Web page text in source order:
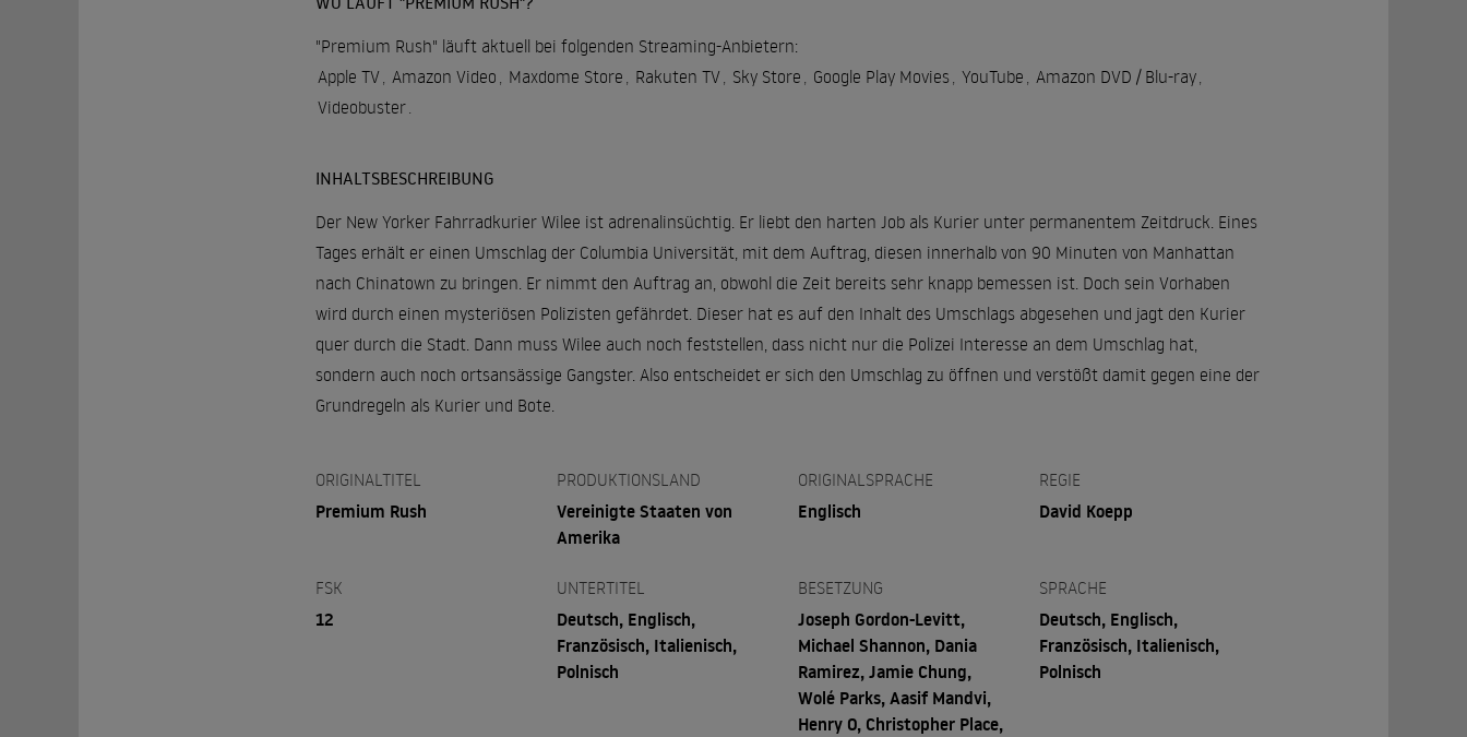
"Premium Rush" läuft aktuell bei folgenden Streaming-Anbietern:
Apple TV, Amazon Video , Maxdome Store , Rakuten TV, Sky Store , Google Play Movies, YouTube , Amazon DVD / Blu-ray,
Videobuster.
INHALTSBESCHREIBUNG
Der New Yorker Fahrradkurier Wilee ist adrenalinsüchtig. Er liebt den harten Job als Kurier unter permanentem Zeitdruck. Eines
Tages erhält er einen Umschlag der Columbia Universität, mit dem Auftrag, diesen innerhalb von 90 Minuten von Manhattan
nach Chinatown zu bringen. Er nimmt den Auftrag an, obwohl die Zeit bereits sehr knapp bemessen ist. Doch sein Vorhaben
wird durch einen mysteriösen Polizisten gefährdet. Dieser hat es auf den Inhalt des Umschlags abgesehen und jagt den Kurier
quer durch die Stadt. Dann muss Wilee auch noch feststellen, dass nicht nur die Polizei Interesse an dem Umschlag hat,
sondern auch noch ortsansässige Gangster. Also entscheidet er sich den Umschlag zu öffnen und verstößt damit gegen eine der
Grundregeln als Kurier und Bote.
ORIGINALTITEL
Premium Rush
PRODUKTIONSLAND
Vereinigte Staaten von
Amerika
ORIGINALSPRACHE
Englisch
REGIE
David Koepp
FSK
12
UNTERTITEL
Deutsch, Englisch,
Französisch, Italienisch,
Polnisch
BESETZUNG
Joseph Gordon-Levitt,
Michael Shannon, Dania
Ramirez, Jamie Chung,
Wolé Parks, Aasif Mandvi,
Henry O, Christopher Place,
SPRACHE
Deutsch, Englisch,
Französisch, Italienisch,
Polnisch